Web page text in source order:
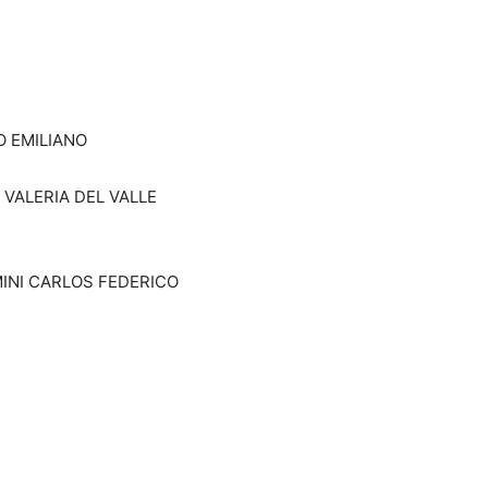
EMILIANO
DEL VALLE
CARLOS FEDERICO